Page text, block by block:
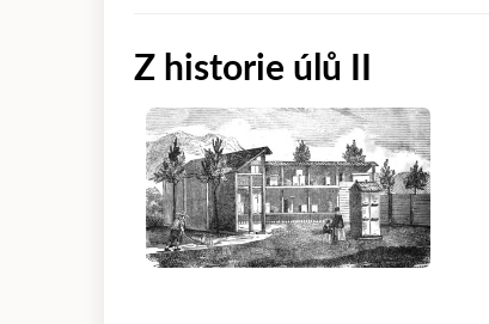
Z historie úlů II